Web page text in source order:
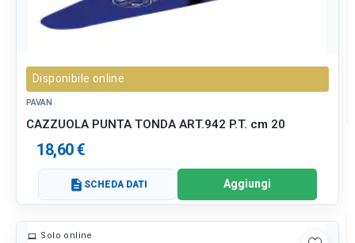
Disponibile online
PAVAN
CAZZUOLA PUNTA TONDA ART.942 P.T. cm 20
18,60 €
description SCHEDA DATI Aggiungi
Solo online